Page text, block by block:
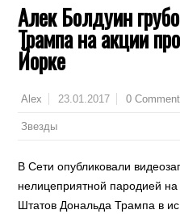
Алек Болдуин
Трампа на акции
Йорке
Alex 23.01.2017 0
Звезды
В Сети опубликовали
нелицеприятной пародией
Штатов Дональда Трампа в